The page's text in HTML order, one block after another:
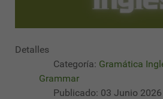
Detalles
Categoría: Gramática
Grammar
Publicado: 03 Junio 2026